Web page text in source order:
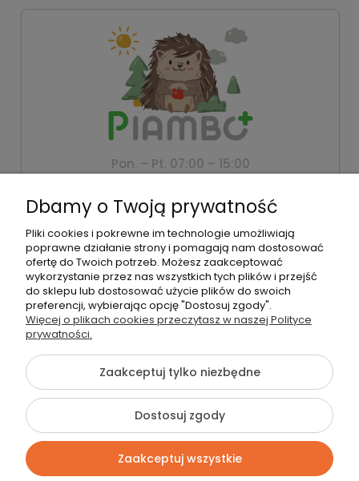
Pon. – Pt. 07:00 – 15:00
biuro@piambo.pl
Montanus | Piambo - akcesoria dla dzieci i niemowlaków |
Łętownia 585, 34-242 Łętownia | NIP: 5521713745 | REGON:
122493940 | Email:biuro@piambo.pl| Telefon:500 802 805
©2026 Wszelkie Prawa Zastrzeżone | Piambo
Szablon Flex byEcommercy
Pokaż pełną wersję strony
Sklep internetowy Shoper Premium
Dbamy o Twoją prywatność
Pliki cookies i pokrewne im technologie umożliwiają
poprawne działanie strony i pomagają nam dostosować
ofertę do Twoich potrzeb. Możesz zaakceptować
wykorzystanie przez nas wszystkich tych plików i przejść
do sklepu lub dostosować użycie plików do swoich
preferencji, wybierając opcję "Dostosuj zgody".
Więcej o plikach cookies przeczytasz w naszej Polityce
prywatności.
Zaakceptuj tylko niezbędne
Dostosuj zgody
Zaakceptuj wszystkie